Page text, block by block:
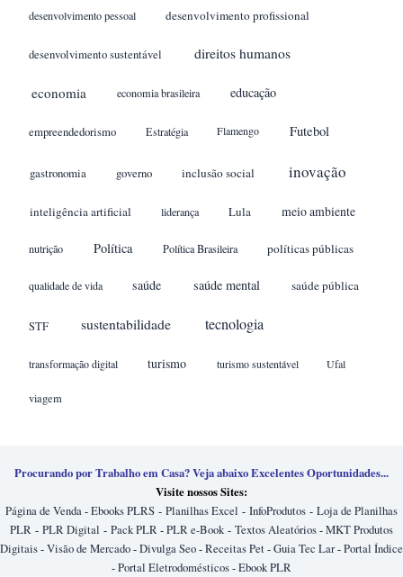
desenvolvimento pessoal desenvolvimento profissional
desenvolvimento sustentável direitos humanos
economia economia brasileira educação
empreendedorismo Estratégia Flamengo Futebol
gastronomia governo inclusão social inovação
inteligência artificial liderança Lula meio ambiente
nutrição Política Política Brasileira políticas públicas
qualidade de vida saúde saúde mental saúde pública
STF sustentabilidade tecnologia
transformação digital turismo turismo sustentável Ufal
viagem
Procurando por Trabalho em Casa? Veja abaixo Excelentes Oportunidades...
Visite nossos Sites:
Página de Venda-Ebooks PLRS - Planilhas Excel - InfoProdutos - Loja de Planilhas
PLR - PLR Digital - Pack PLR-PLR e-Book- Textos Aleatórios-MKT Produtos
Digitais-Visão de Mercado-Divulga Seo-Receitas Pet-Guia Tec Lar-Portal Índice
-Portal Eletrodomésticos-Ebook PLR